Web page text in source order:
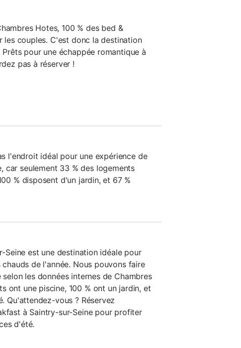
Hotes, 100 % des bed &
couples. C'est donc la destination
pour une échappée romantique à
pas à réserver !
l'endroit idéal pour une expérience de
car seulement 33 % des logements
% disposent d'un jardin, et 67 %
Seine est une destination idéale pour
de l'année. Nous pouvons faire
les données internes de Chambres
ont une piscine, 100 % ont un jardin, et
Qu'attendez-vous ? Réservez
à Saintry-sur-Seine pour profiter
d'été.